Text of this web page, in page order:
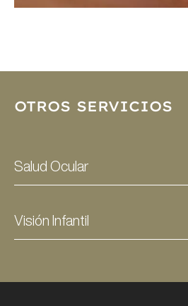
OTROS SERVICIOS
Salud Ocular
Visión Infantil